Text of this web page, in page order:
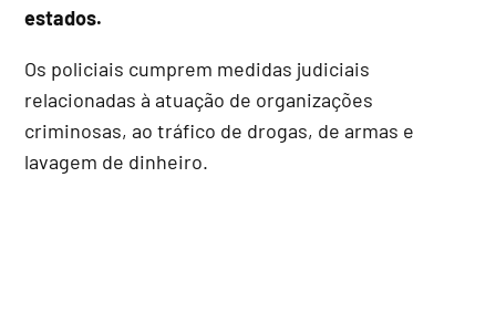
estados.
Os policiais cumprem medidas judiciais
relacionadas à atuação de organizações
criminosas, ao tráfico de drogas, de armas e
lavagem de dinheiro.